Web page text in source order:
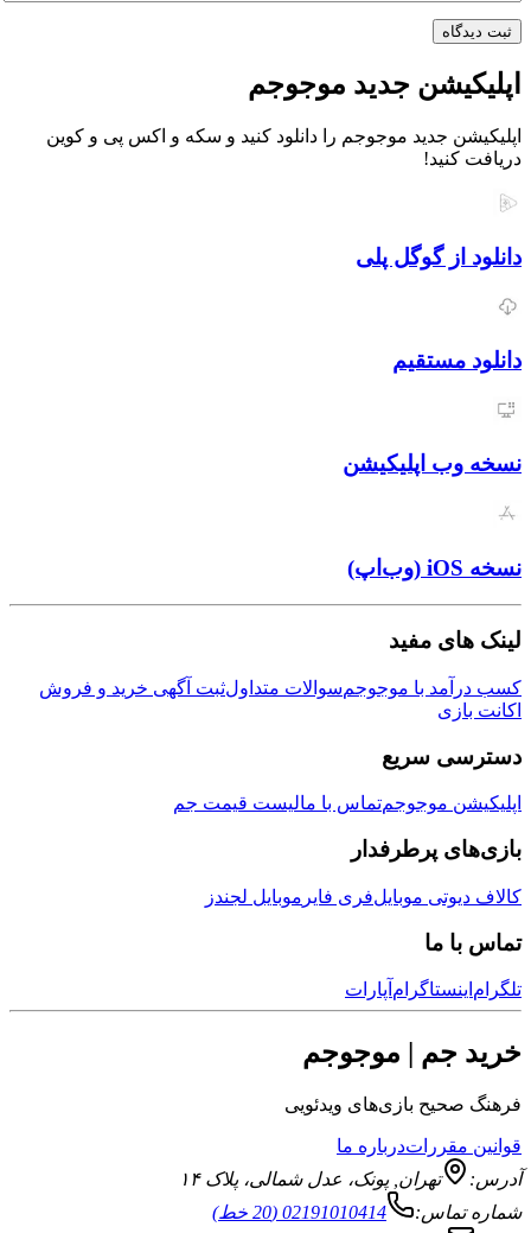
جدید موجوجم
جدید موجوجم را دانلود کنید و سکه و اکس پی و کوین
گوگل پلی
اپلیکیشن
مفید
با موجوجم سوالات متداولثبت آگهی خرید و فروش
سریع
موجوجم تماس با مالیست قیمت جم
پرطرفدار
موبایلفری فایرموبایل لجندز
ما
آپارات
جم | موجوجم
بازی‌های ویدئویی
درباره ما
تهران ,پونک، عدل شمالی، پلاک ۱۴
02191010414 (20 خط)